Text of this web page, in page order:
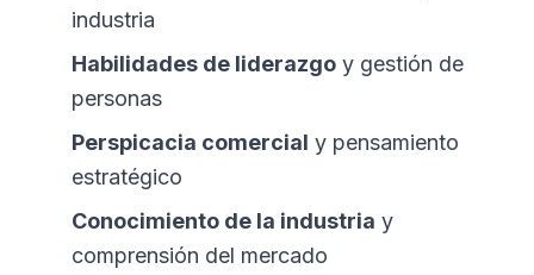
industria
Habilidades de liderazgo y gestión de
personas
Perspicacia comercial y pensamiento
estratégico
Conocimiento de la industria y
comprensión del mercado